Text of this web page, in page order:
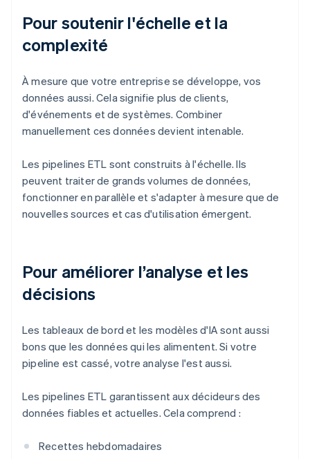
Pour soutenir l'échelle et la
complexité
À mesure que votre entreprise se développe, vos
données aussi. Cela signifie plus de clients,
d'événements et de systèmes. Combiner
manuellement ces données devient intenable.
Les pipelines ETL sont construits à l'échelle. Ils
peuvent traiter de grands volumes de données,
fonctionner en parallèle et s'adapter à mesure que de
nouvelles sources et cas d'utilisation émergent.
Pour améliorer l’analyse et les
décisions
Les tableaux de bord et les modèles d'IA sont aussi
bons que les données qui les alimentent. Si votre
pipeline est cassé, votre analyse l'est aussi.
Les pipelines ETL garantissent aux décideurs des
données fiables et actuelles. Cela comprend :
Recettes hebdomadaires